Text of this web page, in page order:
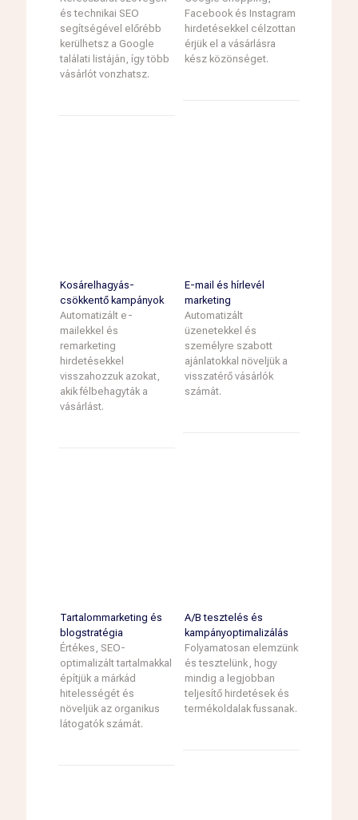
és technikai SEO
segítségével előrébb
kerülhetsz a Google
találati listáján, így több
vásárlót vonzhatsz.
Facebook és Instagram
hirdetésekkel célzottan
érjük el a vásárlásra
kész közönséget.
Kosárelhagyás-
csökkentő kampányok
Automatizált e-
mailekkel és
remarketing
hirdetésekkel
visszahozzuk azokat,
akik félbehagyták a
vásárlást.
E-mail és hírlevél
marketing
Automatizált
üzenetekkel és
személyre szabott
ajánlatokkal növeljük a
visszatérő vásárlók
számát.
Tartalommarketing és
blogstratégia
Értékes, SEO-
optimalizált tartalmakkal
építjük a márkád
hitelességét és
növeljük az organikus
látogatók számát.
A/B tesztelés és
kampányoptimalizálás
Folyamatosan elemzünk
és tesztelünk, hogy
mindig a legjobban
teljesítő hirdetések és
termékoldalak fussanak.